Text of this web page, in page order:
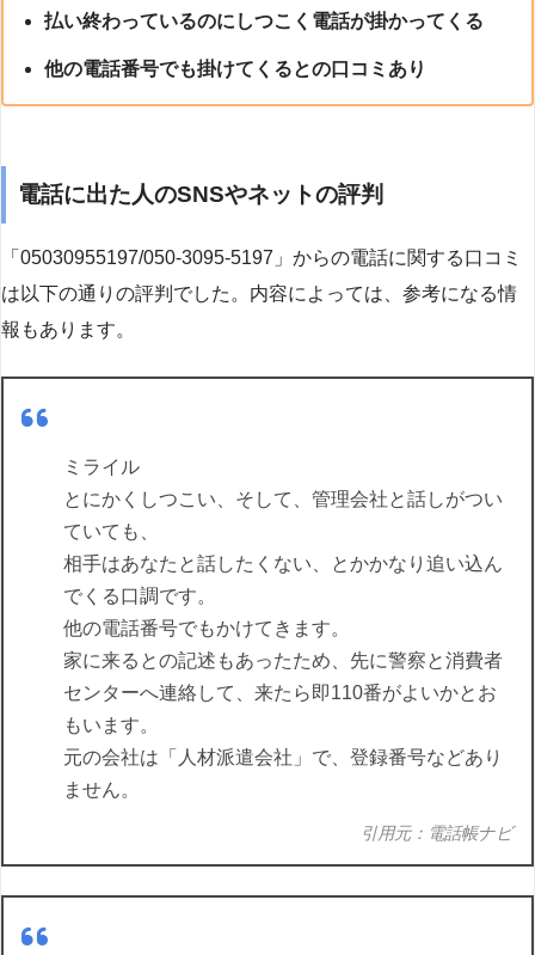
払い終わっているのにしつこく電話が掛かってくる
他の電話番号でも掛けてくるとの口コミあり
電話に出た人のSNSやネットの評判
「05030955197/050-3095-5197」からの電話に関する口コミ
は以下の通りの評判でした。内容によっては、参考になる情
報もあります。
ミライル
とにかくしつこい、そして、管理会社と話しがつい
ていても、
相手はあなたと話したくない、とかかなり追い込ん
でくる口調です。
他の電話番号でもかけてきます。
家に来るとの記述もあったため、先に警察と消費者
センターへ連絡して、来たら即110番がよいかとお
もいます。
元の会社は「人材派遣会社」で、登録番号などあり
ません。
引用元：電話帳ナビ